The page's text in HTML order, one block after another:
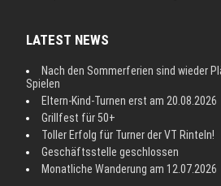
LATEST NEWS
Nach den Sommerferien sind wieder
Spielen
Eltern-Kind-Turnen erst am 20.08.2026
Grillfest für 50+
Toller Erfolg für Turner der VT Rinteln!
Geschäftsstelle geschlossen
Monatliche Wanderung am 12.07.2026